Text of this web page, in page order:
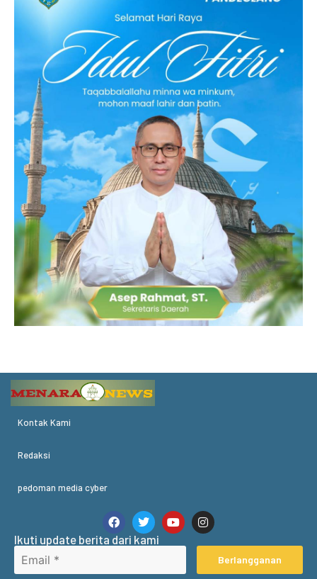
Kontak Kami
Redaksi
pedoman media cyber
Ikuti update berita dari kami
Berlangganan